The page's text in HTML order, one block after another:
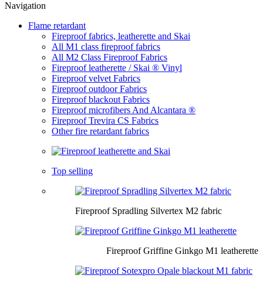
Navigation
Flame retardant
Fireproof fabrics, leatherette and Skai
All M1 class fireproof fabrics
All M2 Class Fireproof Fabrics
Fireproof leatherette / Skai ® Vinyl
Fireproof velvet Fabrics
Fireproof outdoor Fabrics
Fireproof blackout Fabrics
Fireproof microfibers And Alcantara ®
Fireproof Trevira CS Fabrics
Other fire retardant fabrics
Top selling
Fireproof Spradling Silvertex M2 fabric
Fireproof Griffine Ginkgo M1 leatherette